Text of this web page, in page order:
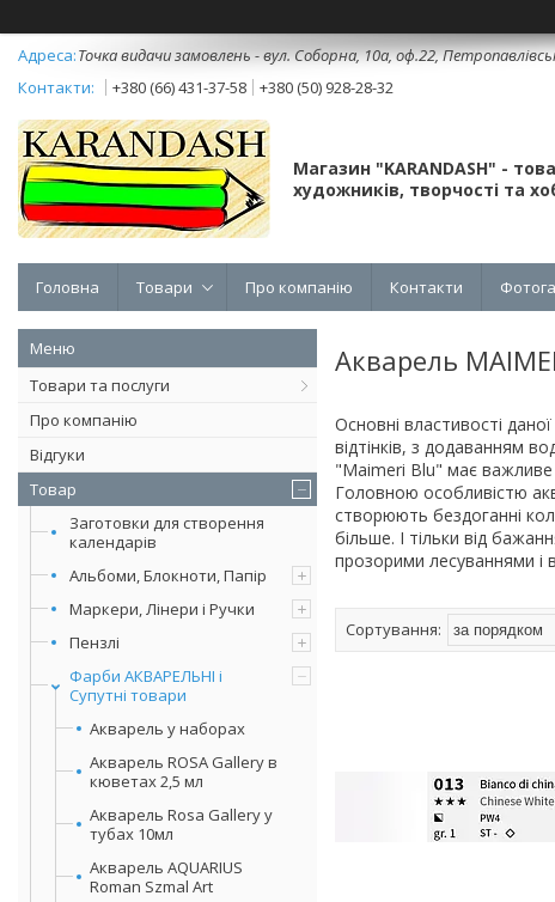
Точка видачи замовлень - вул. Соборна, 10а, оф.22,
+380 (66) 431-37-58
+380 (50) 928-28-32
Магазин "KARANDASH" -
художників, творчості та
Головна Товари Про компанію Контакти
Товари та послуги
Про компанію
Відгуки
Товар
Заготовки для створення
календарів
Альбоми, Блокноти, Папір
Маркери, Лінери і Ручки
Пензлі
Фарби АКВАРЕЛЬНІ і
Супутні товари
Акварель у наборах
Акварель ROSA Gallery в
кюветах 2,5 мл
Акварель Rosa Gallery у
тубах 10мл
Акварель AQUARIUS
Roman Szmal Art
Акварель
Основні властивості
відтінків, з додаванням
"Maimeri Blu" має важливе
Головною особливістю
створюють бездоганні
більше. І тільки від
прозорими лесуваннями